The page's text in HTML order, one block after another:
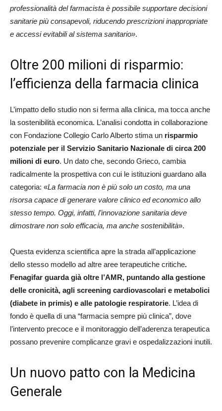
professionalità del farmacista è possibile supportare decisioni
sanitarie più consapevoli, riducendo prescrizioni inappropriate
e accessi evitabili al sistema sanitario».
Oltre 200 milioni di risparmio:
l’efficienza della farmacia clinica
L’impatto dello studio non si ferma alla clinica, ma tocca anche
la sostenibilità economica. L’analisi condotta in collaborazione
con Fondazione Collegio Carlo Alberto stima un risparmio
potenziale per il Servizio Sanitario Nazionale di circa 200
milioni di euro. Un dato che, secondo Grieco, cambia
radicalmente la prospettiva con cui le istituzioni guardano alla
categoria: «La farmacia non è più solo un costo, ma una
risorsa capace di generare valore clinico ed economico allo
stesso tempo. Oggi, infatti, l’innovazione sanitaria deve
dimostrare non solo efficacia, ma anche sostenibilità».
Questa evidenza scientifica apre la strada all’applicazione
dello stesso modello ad altre aree terapeutiche critiche.
Fenagifar guarda già oltre l’AMR, puntando alla gestione
delle cronicità, agli screening cardiovascolari e metabolici
(diabete in primis) e alle patologie respiratorie. L’idea di
fondo è quella di una “farmacia sempre più clinica”, dove
l’intervento precoce e il monitoraggio dell’aderenza terapeutica
possano prevenire complicanze gravi e ospedalizzazioni inutili.
Un nuovo patto con la Medicina
Generale